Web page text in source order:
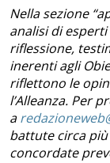
Nella sezione
analisi di
riflessione,
inerenti agli
riflettono le
l’Alleanza. Per
a
battute circa più
concordate